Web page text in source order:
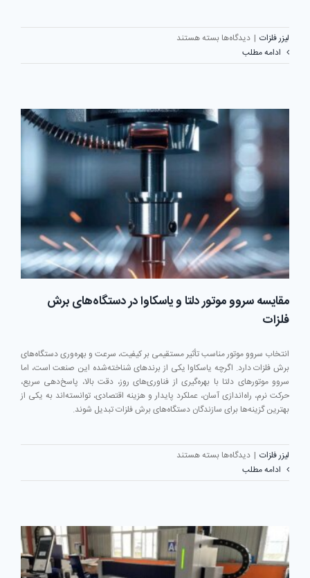
لیزر فلزات | دیدگاه‌ها برای
لیزر
کاربردها
و
بسته هستند
ادامه مطلب
مقایسه سروو موتور دلتا و یاسکاوا در دستگاه‌های برش
فلزات
انتخاب سروو موتور مناسب تأثیر مستقیمی بر کیفیت، سرعت و بهره‌وری دستگاه‌های
برش فلزات دارد. اگرچه یاسکاوا یکی از برندهای شناخته‌شده این صنعت است، اما
سروو موتورهای دلتا با بهره‌گیری از فناوری‌های روز، دقت بالا، پاسخ‌دهی سریع،
حرکت نرم، راه‌اندازی آسان، عملکرد پایدار و هزینه اقتصادی، توانسته‌اند به یکی از
بهترین گزینه‌ها برای سازندگان دستگاه‌های برش فلزات تبدیل شوند.
لیزر فلزات | دیدگاه‌ها برای
سروو
و
یاسکاوا
در
دستگاه‌های
بسته هستند
ادامه مطلب